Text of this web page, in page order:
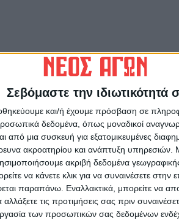
Σεβόμαστε την ιδιωτικότητά
και/ή έχουμε πρόσβαση σε
δεδομένα, όπως μοναδικοί
μια συσκευή για εξατομικευμένες
ακροατηρίου και ανάπτυξη υπηρεσιών.
ακριβή δεδομένα
να κάνετε κλικ για να συναινέσετε στην
παραπάνω. Εναλλακτικά, μπορείτε να
τις προτιμήσεις σας πριν
των προσωπικών σας δεδομένων
σύντομα ισχυρός
μέτρα σεισμικότητας, το μέτρο
στο χρόνο) και το μέτρο
πρόγνωση). Τα δύο μέτρα
διαφέρουν για μικρά χρονικά
σεισμικότητας είναι υψηλό
λίγα έτη). Όταν το μέτρο της